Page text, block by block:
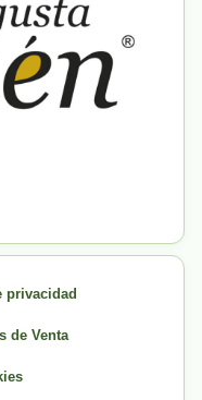
privacidad
de Venta